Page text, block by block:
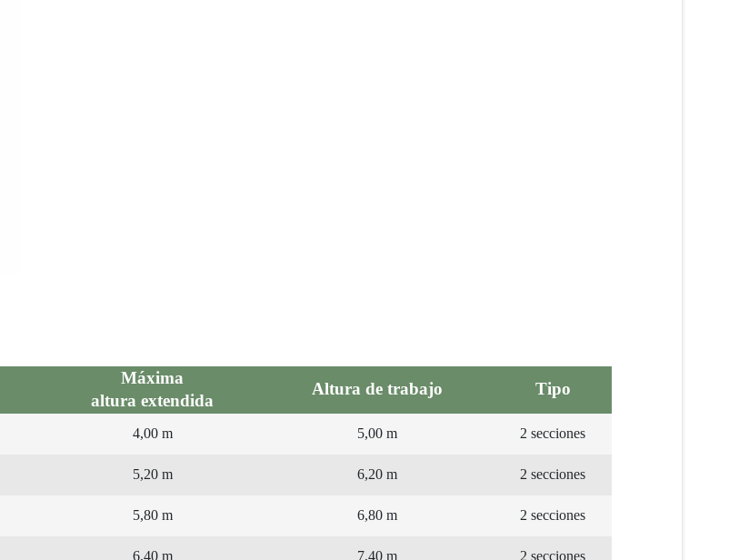
Máxima
altura extendida
Altura de trabajo Tipo
4,00 m 5,00 m 2 secciones
5,20 m 6,20 m 2 secciones
5,80 m 6,80 m 2 secciones
6,40 m 7,40 m 2 secciones